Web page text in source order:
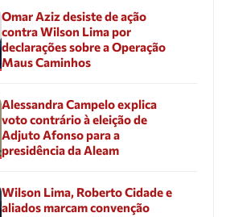
Omar Aziz desiste de ação
contra Wilson Lima por
declarações sobre a Operação
Maus Caminhos
Alessandra Campelo explica
voto contrário à eleição de
Adjuto Afonso para a
presidência da Aleam
Wilson Lima, Roberto Cidade e
aliados marcam convenção